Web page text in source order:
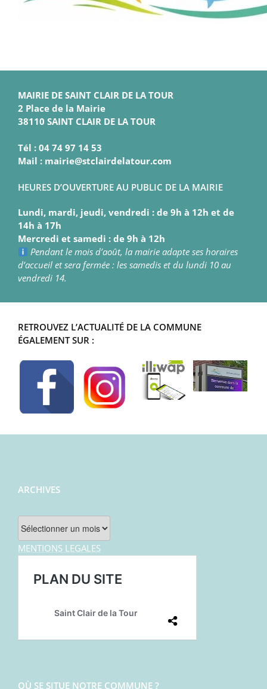
MAIRIE DE SAINT CLAIR DE LA TOUR
2 Place de la Mairie
38110 SAINT CLAIR DE LA TOUR
Tél : 04 74 97 14 53
Mail : mairie@stclairdelatour.com
HEURES D’OUVERTURE AU PUBLIC DE LA MAIRIE
Lundi, mardi, jeudi, vendredi : de 9h à 12h et de
14h à 17h
Mercredi et samedi : de 9h à 12h
Pendant le mois d’août, la mairie adapte ses horaires
d’accueil et sera fermée : les samedis et du lundi 10 au
vendredi 14.
RETROUVEZ L’ACTUALITÉ DE LA COMMUNE
ÉGALEMENT SUR :
ARCHIVES
Archives
MENTIONS LEGALES
OÙ SE SITUE NOTRE COMMUNE ?